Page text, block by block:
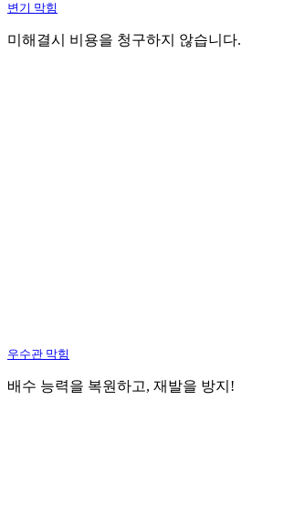
변기 막힘
미해결시 비용을 청구하지 않습니다.
우수관 막힘
배수 능력을 복원하고, 재발을 방지!